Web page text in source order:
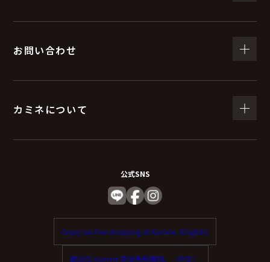
お問い合わせ
カミネについて
公式SNS
Enjoy tax-free shopping at Kamine. (English)
歡迎在 Kamine 享受免稅購物。（中文）